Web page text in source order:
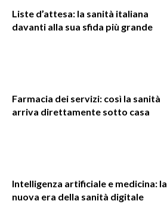
Liste d’attesa: la sanità italiana
davanti alla sua sfida più grande
Farmacia dei servizi: così la sanità
arriva direttamente sotto casa
Intelligenza artificiale e medicina: la
nuova era della sanità digitale